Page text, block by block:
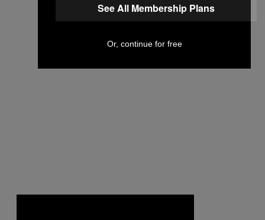
See All Membership Plans
Or, continue for free